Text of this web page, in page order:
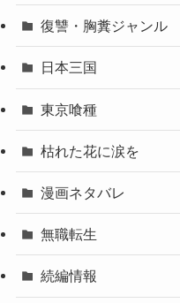
復讐・胸糞ジャンル
日本三国
東京喰種
枯れた花に涙を
漫画ネタバレ
無職転生
続編情報